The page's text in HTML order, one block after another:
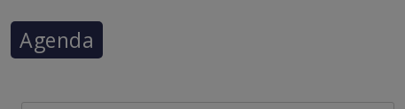
Agenda